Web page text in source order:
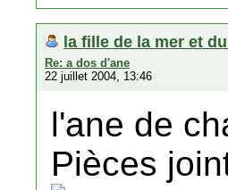
la fille de la mer et
Re: a dos d'ane
22 juillet 2004, 13:46
l'ane de
Pièces